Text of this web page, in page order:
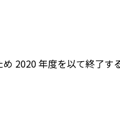
2020 年度を以て終了す